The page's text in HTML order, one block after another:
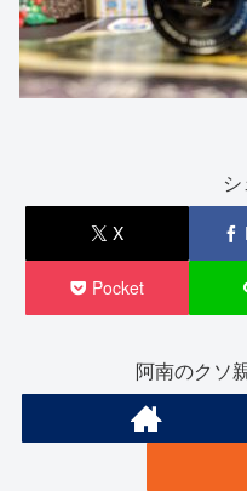
X
Pocket
阿南のクソ